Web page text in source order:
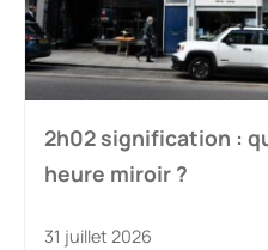
2h02 signification :
heure miroir ?
31 juillet 2026